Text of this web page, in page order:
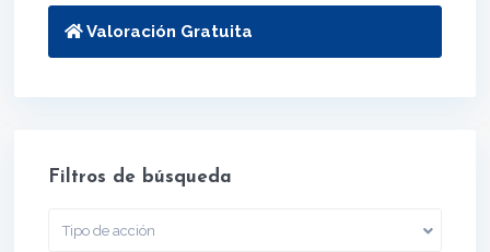
Valoración Gratuita
Filtros de búsqueda
Tipo de acción